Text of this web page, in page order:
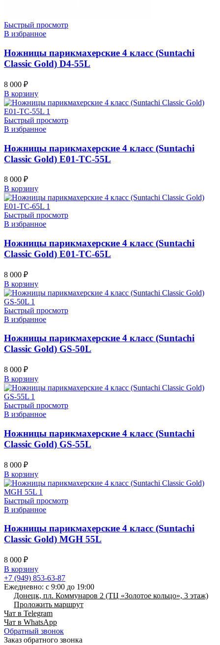
Быстрый просмотр
В избранное
Ножницы парикмахерские 4 класс (Suntachi
Classic Gold) D4-55L
8 000 ₽
В корзину
Быстрый просмотр
В избранное
Ножницы парикмахерские 4 класс (Suntachi
Classic Gold) E01-TC-55L
8 000 ₽
В корзину
Быстрый просмотр
В избранное
Ножницы парикмахерские 4 класс (Suntachi
Classic Gold) E01-TC-65L
8 000 ₽
В корзину
Быстрый просмотр
В избранное
Ножницы парикмахерские 4 класс (Suntachi
Classic Gold) GS-50L
8 000 ₽
В корзину
Быстрый просмотр
В избранное
Ножницы парикмахерские 4 класс (Suntachi
Classic Gold) GS-55L
8 000 ₽
В корзину
Быстрый просмотр
В избранное
Ножницы парикмахерские 4 класс (Suntachi
Classic Gold) MGH 55L
8 000 ₽
В корзину
+7 (949) 853-63-87
Ежедневно: с 9:00 до 19:00
Донецк, пл. Коммунаров 2 (ТЦ «Золотое кольцо», 3 этаж)
Проложить маршрут
Чат в Telegram
Чат в WhatsApp
Обратный звонок
Заказ обратного звонка